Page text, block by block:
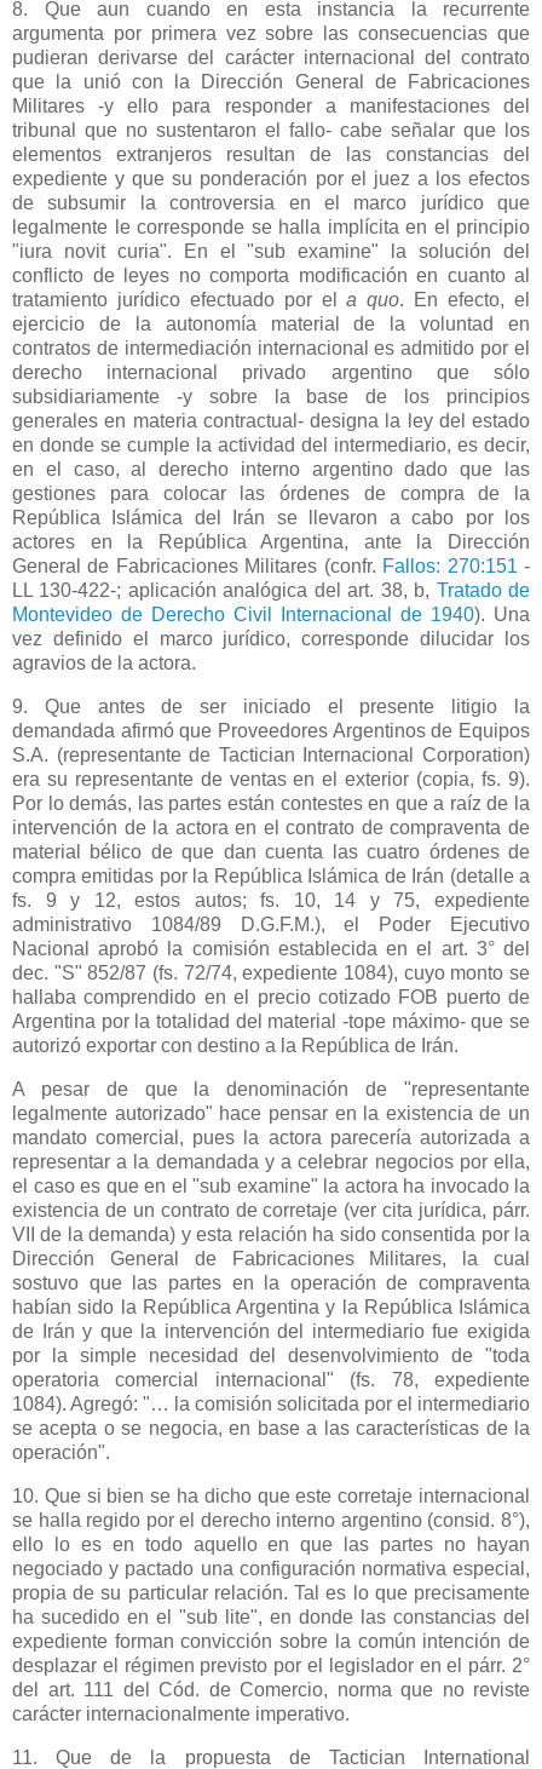
8. Que aun cuando en esta instancia la recurrente
argumenta por primera vez sobre las consecuencias que
pudieran derivarse del carácter internacional del contrato
que la unió con
la Dirección General
de Fabricaciones
Militares -y ello para responder a manifestaciones del
tribunal que no sustentaron el fallo- cabe señalar que los
elementos extranjeros resultan de las constancias del
expediente y que su ponderación por el juez a los efectos
de subsumir la controversia en el marco jurídico que
legalmente le corresponde se halla implícita en el principio
"iura novit curia". En el "sub examine" la solución del
conflicto de leyes no comporta modificación en cuanto al
tratamiento jurídico efectuado por ela quo. En efecto, el
ejercicio de la autonomía material de la voluntad en
contratos de intermediación internacional es admitido por el
derecho internacional privado argentino que sólo
subsidiariamente -y sobre la base de los principios
generales en materia contractual- designa la ley del estado
en donde se cumple la actividad del intermediario, es decir,
en el caso, al derecho interno argentino dado que las
gestiones para colocar las órdenes de compra de
la
República Islámica del Irán se llevaron a cabo por los
actores en
la República Argentina, ante
la Dirección
General de Fabricaciones Militares (confr. Fallos: 270:151 -
LL 130-422-; aplicación analógica del art. 38, b, Tratado de
Montevideo de Derecho Civil Internacional de 1940). Una
vez definido el marco jurídico, corresponde dilucidar los
agravios de la actora.
9. Que antes de ser iniciado el presente litigio la
demandada afirmó que Proveedores Argentinos de Equipos
S.A. (representante de Tactician Internacional Corporation)
era su representante de ventas en el exterior (copia, fs. 9).
Por lo demás, las partes están contestes en que a raíz de la
intervención de la actora en el contrato de compraventa de
material bélico de que dan cuenta las cuatro órdenes de
compra emitidas por la República Islámica de Irán (detalle a
fs. 9 y 12, estos autos; fs. 10, 14 y 75, expediente
administrativo 1084/89 D.G.F.M.), el Poder Ejecutivo
Nacional aprobó la comisión establecida en el art. 3° del
dec. "S" 852/87 (fs. 72/74, expediente 1084), cuyo monto se
hallaba comprendido en el precio cotizado FOB puerto de
Argentina por la totalidad del material -tope máximo- que se
autorizó exportar con destino a la República de Irán.
A pesar de que la denominación de "representante
legalmente autorizado" hace pensar en la existencia de un
mandato comercial, pues la actora parecería autorizada a
representar a la demandada y a celebrar negocios por ella,
el caso es que en el "sub examine" la actora ha invocado la
existencia de un contrato de corretaje (ver cita jurídica, párr.
VII de la demanda) y esta relación ha sido consentida por la
Dirección General
de Fabricaciones Militares, la cual
sostuvo que las partes en la operación de compraventa
habían sido la República Argentina y la República Islámica
de Irán y que la intervención del intermediario fue exigida
por la simple necesidad del desenvolvimiento de "toda
operatoria comercial internacional" (fs. 78, expediente
1084). Agregó: "… la comisión solicitada por el intermediario
se acepta o se negocia, en base a las características de la
operación".
10. Que si bien se ha dicho que este corretaje internacional
se halla regido por el derecho interno argentino (consid. 8°),
ello lo es en todo aquello en que las partes no hayan
negociado y pactado una configuración normativa especial,
propia de su particular relación. Tal es lo que precisamente
ha sucedido en el "sub lite", en donde las constancias del
expediente forman convicción sobre la común intención de
desplazar el régimen previsto por el legislador en el párr. 2°
del art. 111 del Cód. de Comercio, norma que no reviste
carácter internacionalmente imperativo.
11. Que de la propuesta de Tactician International